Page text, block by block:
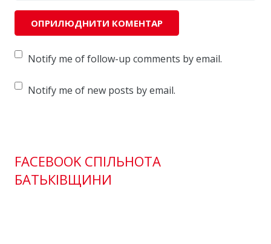
Notify me of follow-up comments by email.
Notify me of new posts by email.
FACEBOOK СПІЛЬНОТА
БАТЬКІВЩИНИ